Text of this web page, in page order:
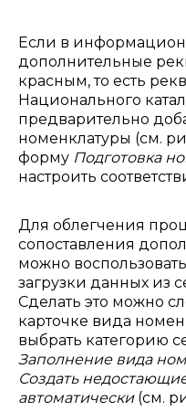
Если в
дополнительные
красным, то есть
Национального
предварительно
номенклатуры (см.
форму Подготовка
настроить
Для облегчения
сопоставления
можно
загрузки данных из
Сделать это можно
карточке вида
выбрать категорию
Заполнение вида
Создать
автоматически(см.